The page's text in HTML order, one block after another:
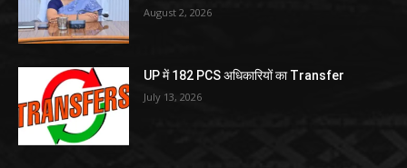
August 2, 2026
UP में 182 PCS अधिकारियों का Transfer
July 13, 2026